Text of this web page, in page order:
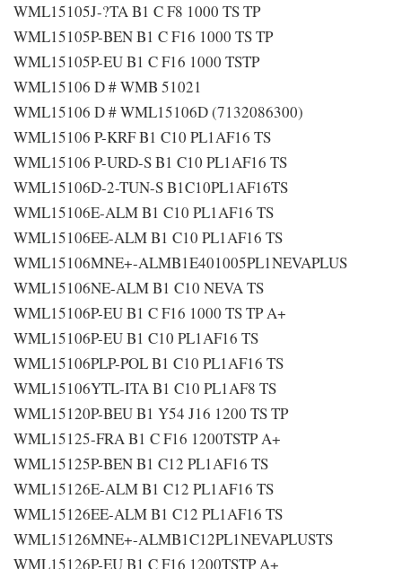
WML15105J-?TA B1 C F8 1000 TS TP
WML15105P-BEN B1 C F16 1000 TS TP
WML15105P-EU B1 C F16 1000 TSTP
WML15106 D # WMB 51021
WML15106 D # WML15106D (7132086300)
WML15106 P-KRF B1 C10 PL1AF16 TS
WML15106 P-URD-S B1 C10 PL1AF16 TS
WML15106D-2-TUN-S B1C10PL1AF16TS
WML15106E-ALM B1 C10 PL1AF16 TS
WML15106EE-ALM B1 C10 PL1AF16 TS
WML15106MNE+-ALMB1E401005PL1NEVAPLUS
WML15106NE-ALM B1 C10 NEVA TS
WML15106P-EU B1 C F16 1000 TS TP A+
WML15106P-EU B1 C10 PL1AF16 TS
WML15106PLP-POL B1 C10 PL1AF16 TS
WML15106YTL-ITA B1 C10 PL1AF8 TS
WML15120P-BEU B1 Y54 J16 1200 TS TP
WML15125-FRA B1 C F16 1200TSTP A+
WML15125P-BEN B1 C12 PL1AF16 TS
WML15126E-ALM B1 C12 PL1AF16 TS
WML15126EE-ALM B1 C12 PL1AF16 TS
WML15126MNE+-ALMB1C12PL1NEVAPLUSTS
WML15126P-EU B1 C F16 1200TSTP A+